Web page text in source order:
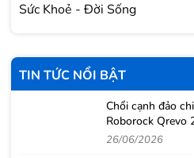
Sức Khoẻ - Đời Sống
TIN TỨC NỔI BẬT
Chổi cạnh đảo
Roborock Qrevo
26/06/2026